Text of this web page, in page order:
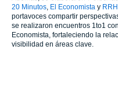
20 Minutos El Economista y
portavoces compartir
se realizaron encuentros 1to1
Economista, fortaleciendo la
visibilidad en áreas clave.